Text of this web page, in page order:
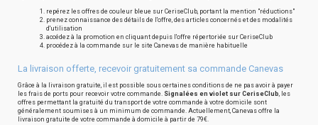
repérez les offres de couleur bleue sur CeriseClub, portant la mention "réductions"
prenez connaissance des détails de l'offre, des articles concernés et des modalités
d'utilisation
accédez à la promotion en cliquant depuis l'offre répertoriée sur CeriseClub
procédez à la commande sur le site Canevas de manière habituelle
La livraison offerte, recevoir gratuitement sa commande Canevas
Grâce à la livraison gratuite, il est possible sous certaines conditions de ne pas avoir à payer
les frais de ports pour recevoir votre commande. Signalées en violet sur CeriseClub, les
offres permettant la gratuité du transport de votre commande à votre domicile sont
généralement soumises à un minimum de commande. Actuellement, Canevas offre la
livraison gratuite de votre commande à domicile à partir de 79€.